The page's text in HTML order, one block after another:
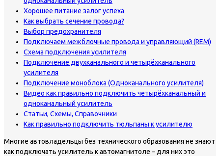
Хорошее питание залог успеха
Как выбрать сечение провода?
Выбор предохранителя
Подключаем межблочные провода и управляющий (REM)
Схема подключения усилителя
Подключение двухканального и четырёхканального
усилителя
Подключение моноблока (Одноканального усилителя)
Видео как правильно подключить четырёхканальный и
одноканальный усилитель
Статьи, Схемы, Справочники
Как правильно подключить тюльпаны к усилителю
Многие автовладельцы без технического образования не знают
как подключать усилитель к автомагнитоле – для них это